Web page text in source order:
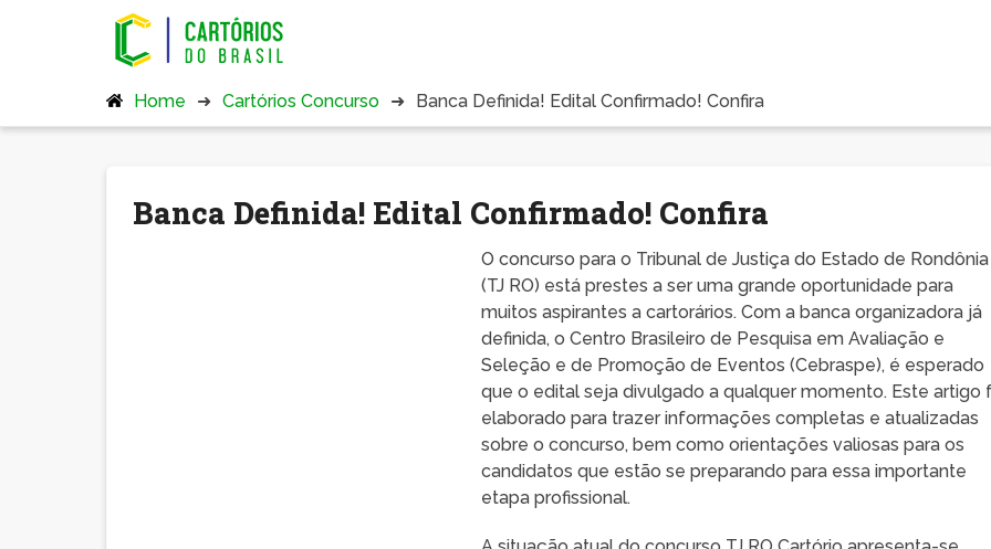
Home Cartórios Concurso Banca Definida! Edital Confirmado! Confira
Banca Definida! Edital Confirmado! Confira
O concurso para o Tribunal de Justiça do Estado de Rondônia
(TJ RO) está prestes a ser uma grande oportunidade para
muitos aspirantes a cartorários. Com a banca organizadora já
definida, o Centro Brasileiro de Pesquisa em Avaliação e
Seleção e de Promoção de Eventos (Cebraspe), é esperado
que o edital seja divulgado a qualquer momento. Este artigo
elaborado para trazer informações completas e atualizadas
sobre o concurso, bem como orientações valiosas para os
candidatos que estão se preparando para essa importante
etapa profissional.